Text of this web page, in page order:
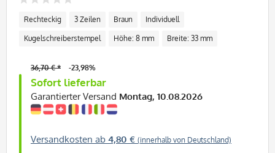
Rechteckig 3 Zeilen Braun Individuell
Kugelschreiberstempel Höhe: 8 mm Breite: 33 mm
Sofort lieferbar
Garantierter Versand Montag, 10.08.2026
Versandkosten ab 4,80 € (innerhalb von Deutschland)
36,70 € * -23,98%